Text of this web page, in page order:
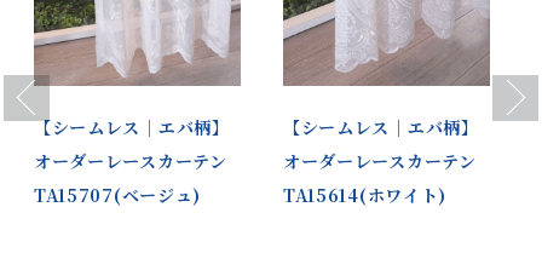
Previous
【シームレス｜エバ柄】
オーダーレースカーテン
TA15707(ベージュ)
【シームレス｜エバ柄】
オーダーレースカーテン
TA15614(ホワイト)
Next